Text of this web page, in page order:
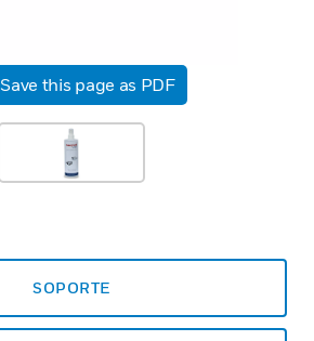
Save this page as PDF
SOPORTE